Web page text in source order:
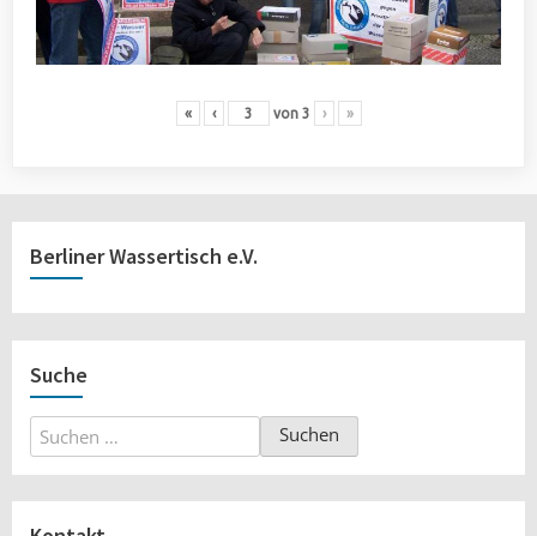
« ‹ von 3 › »
Berliner Wassertisch e.V.
Suche
Suchen
nach: